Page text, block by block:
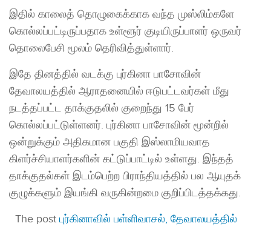
இதில் காலைத் தொழுகைக்காக வந்த முஸ்லிம்களே
கொல்லப்பட்டிருப்பதாக உள்ளூர் குடியிருப்பாளர் ஒருவர்
தொலைபேசி மூலம் தெரிவித்துள்ளார்.
இதே தினத்தில் வடக்கு புர்கினா பாசோவின்
தேவாலயத்தில் ஆராதனையில் ஈடுபட்டவர்கள் மீது
நடத்தப்பட்ட தாக்குதலில் குறைந்து 15 பேர்
கொல்லப்பட்டுள்ளனர். புர்கினா பாசோவின் மூன்றில்
ஒன்றுக்கும் அதிகமான பகுதி இஸ்லாமியவாத
கிளர்ச்சியாளர்களின் கட்டுப்பாட்டில் உள்ளது. இந்தத்
தாக்குதல்கள் இடம்பெற்ற பிராந்தியத்தில் பல ஆயுதக்
குழுக்களும் இயங்கி வருகின்றமை குறிப்பிடத்தக்கது.
The post புர்கினாவில் பள்ளிவாசல், தேவாலயத்தில்